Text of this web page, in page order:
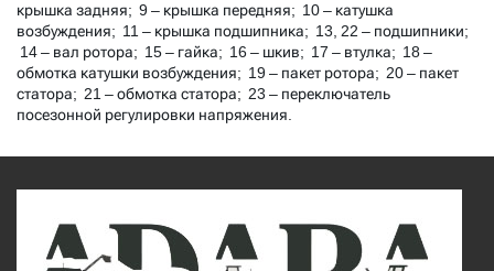
крышка задняя; 9 – крышка передняя; 10 – катушка
возбуждения; 11 – крышка подшипника; 13, 22 – подшипники;
14 – вал ротора; 15 – гайка; 16 – шкив; 17 – втулка; 18 –
обмотка катушки возбуждения; 19 – пакет ротора; 20 – пакет
статора; 21 – обмотка статора; 23 – переключатель
посезонной регулировки напряжения.